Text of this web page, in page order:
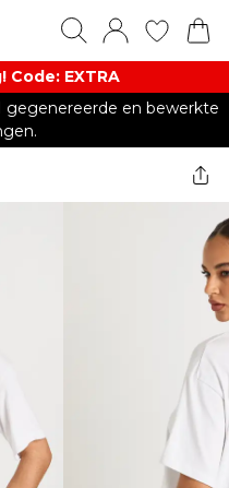
Code: EXTRA​
gegenereerde en bewerkte